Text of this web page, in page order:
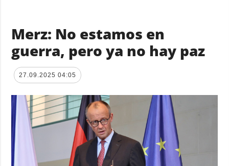
Merz: No estamos en
guerra, pero ya no hay paz
27.09.2025 04:05